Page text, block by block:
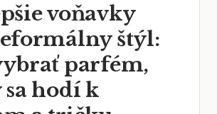
voňavky
štýl:
parfém,
hodí k